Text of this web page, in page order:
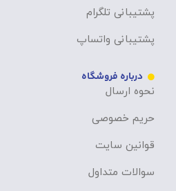
پشتیبانی تلگرام
پشتیبانی واتساپ
درباره فروشگاه
نحوه ارسال
حریم خصوصی
قوانین سایت
سوالات متداول